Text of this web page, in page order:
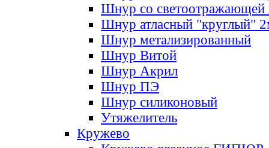
Шнур со светоотражающей
Шнур атласный "круглый"
Шнур метализированный
Шнур Витой
Шнур Акрил
Шнур ПЭ
Шнур силиконовый
Утяжелитель
Кружево